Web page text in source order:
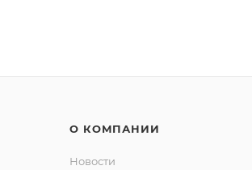
О КОМПАНИИ
Новости